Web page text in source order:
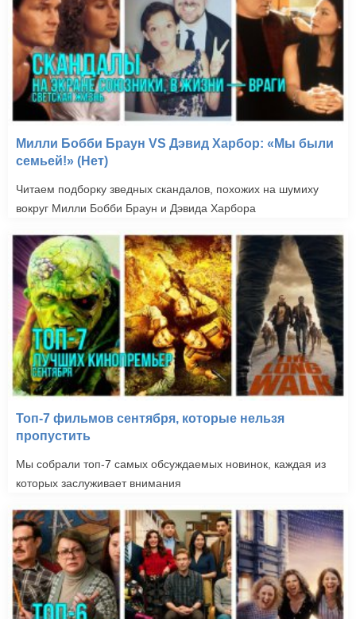
Милли Бобби Браун VS Дэвид Харбор: «Мы были
семьей!» (Нет)
Читаем подборку зведных скандалов, похожих на шумиху
вокруг Милли Бобби Браун и Дэвида Харбора
Топ-7 фильмов сентября, которые нельзя
пропустить
Мы собрали топ-7 самых обсуждаемых новинок, каждая из
которых заслуживает внимания